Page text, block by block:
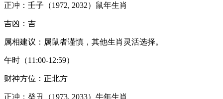
正冲：壬子（1972, 2032）鼠年生肖
吉凶：吉
属相建议：属鼠者谨慎，其他生肖灵活选择。
午时（11:00-12:59）
财神方位：正北方
正冲：癸丑（1973, 2033）牛年生肖